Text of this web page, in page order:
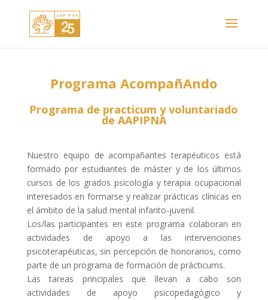
Programa AcompañAndo
Programa de practicum y voluntariado
de AAPIPNA
Nuestro equipo de acompañantes terapéuticos está
formado por estudiantes de máster y de los últimos
cursos de los grados psicología y terapia ocupacional
interesados en formarse y realizar prácticas clínicas en
el ámbito de la salud mental infanto-juvenil.
Los/las participantes en este programa colaboran en
actividades de apoyo a las intervenciones
psicoterapéuticas, sin percepción de honorarios, como
parte de un programa de formación de prácticums.
Las tareas principales que llevan a cabo son
actividades de apoyo psicopedagógico y